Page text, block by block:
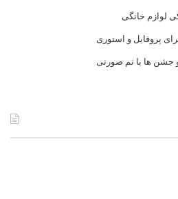
لوازم خانگی
پروفایل و استوری
و جشن ها با تم صورتی